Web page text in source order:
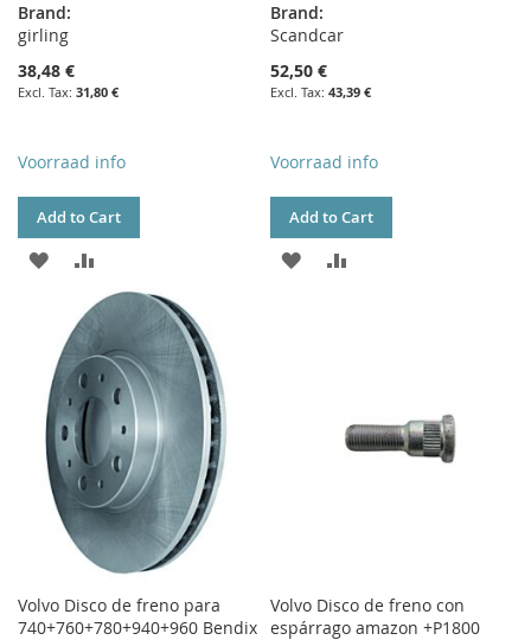
Brand:
girling
38,48 €
31,80 €
Voorraad info
Add to Cart
ADD
WISH
LIST
TO
COMPARE
Brand:
Scandcar
52,50 €
43,39 €
Voorraad info
Add to Cart
ADD
Volvo Disco de freno para
740+760+780+940+960 Bendix
Volvo Disco de freno con
espárrago amazon +P1800